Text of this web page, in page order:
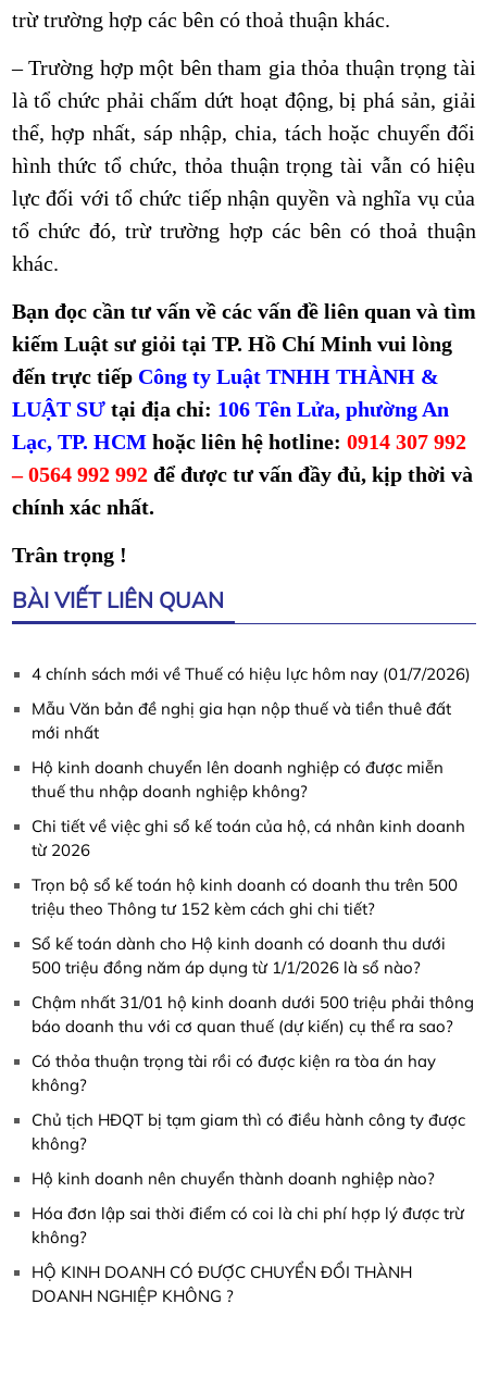
trừ trường hợp các bên có thoả thuận khác.
– Trường hợp một bên tham gia thỏa thuận trọng tài
là tổ chức phải chấm dứt hoạt động, bị phá sản, giải
thể, hợp nhất, sáp nhập, chia, tách hoặc chuyển đổi
hình thức tổ chức, thỏa thuận trọng tài vẫn có hiệu
lực đối với tổ chức tiếp nhận quyền và nghĩa vụ của
tổ chức đó, trừ trường hợp các bên có thoả thuận
khác.
Bạn đọc cần tư vấn về các vấn đề liên quan và tìm
kiếm Luật sư giỏi tại TP. Hồ Chí Minh vui lòng
đến trực tiếp Công ty Luật TNHH THÀNH &
LUẬT SƯtại địa chỉ: 106 Tên Lửa, phường An
Lạc, TP. HCMhoặc liên hệ hotline: 0914 307 992
– 0564 992 992để được tư vấn đầy đủ, kịp thời và
chính xác nhất.
Trân trọng !
BÀI VIẾT LIÊN QUAN
4 chính sách mới về Thuế có hiệu lực hôm nay (01/7/2026)
Mẫu Văn bản đề nghị gia hạn nộp thuế và tiền thuê đất
mới nhất
Hộ kinh doanh chuyển lên doanh nghiệp có được miễn
thuế thu nhập doanh nghiệp không?
Chi tiết về việc ghi sổ kế toán của hộ, cá nhân kinh doanh
từ 2026
Trọn bộ sổ kế toán hộ kinh doanh có doanh thu trên 500
triệu theo Thông tư 152 kèm cách ghi chi tiết?
Sổ kế toán dành cho Hộ kinh doanh có doanh thu dưới
500 triệu đồng năm áp dụng từ 1/1/2026 là sổ nào?
Chậm nhất 31/01 hộ kinh doanh dưới 500 triệu phải thông
báo doanh thu với cơ quan thuế (dự kiến) cụ thể ra sao?
Có thỏa thuận trọng tài rồi có được kiện ra tòa án hay
không?
Chủ tịch HĐQT bị tạm giam thì có điều hành công ty được
không?
Hộ kinh doanh nên chuyển thành doanh nghiệp nào?
Hóa đơn lập sai thời điểm có coi là chi phí hợp lý được trừ
không?
HỘ KINH DOANH CÓ ĐƯỢC CHUYỂN ĐỔI THÀNH
DOANH NGHIỆP KHÔNG ?